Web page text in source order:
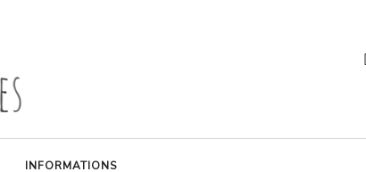
INFORMATIONS